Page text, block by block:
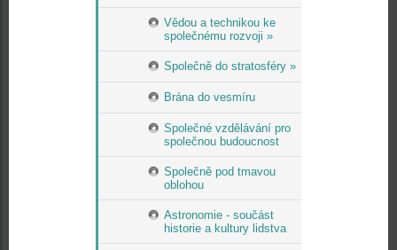
Vědou a technikou ke
společnému rozvoji »
Společně do stratosféry »
Brána do vesmíru
Společné vzdělávání pro
společnou budoucnost
Společně pod tmavou
oblohou
Astronomie - součást
historie a kultury lidstva